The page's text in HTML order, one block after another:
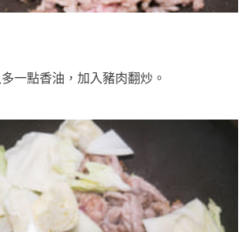
一點香油，加入豬肉翻炒。